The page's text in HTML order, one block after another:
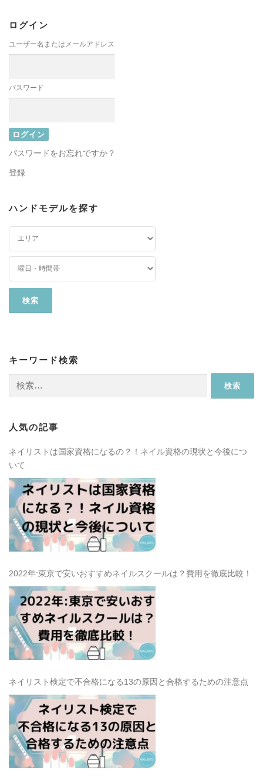
ログイン
ユーザー名またはメールアドレス
パスワード
パスワードをお忘れですか？
登録
ハンドモデルを探す
キーワード検索
人気の記事
ネイリストは国家資格になるの？！ネイル資格の現状と今後につ
いて
2022年:東京で安いおすすめネイルスクールは？費用を徹底比較！
ネイリスト検定で不合格になる13の原因と合格するための注意点